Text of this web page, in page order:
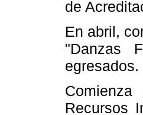
de
En abril,
"Danzas
egresados.
Recursos